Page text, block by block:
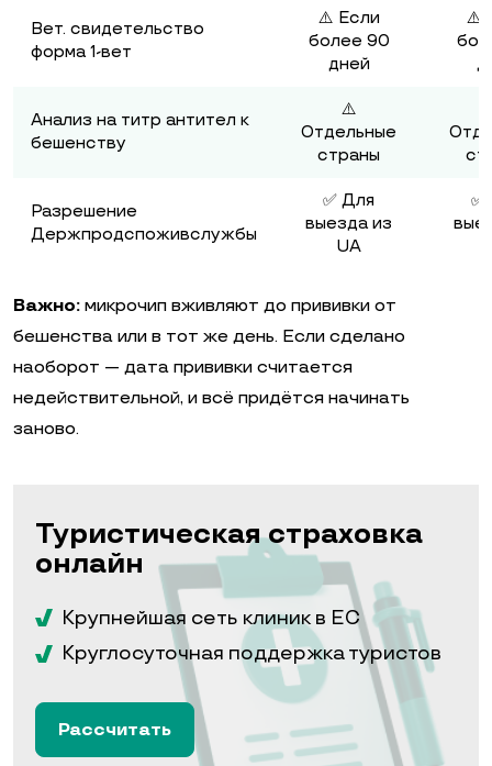
Вет. свидетельство
форма 1-вет
⚠️ Если
более 90
дней
⚠️
Анализ на титр антител к
бешенству
⚠️
Отдельные
страны
Разрешение
Держпродспоживслужбы
✅ Для
выезда из
UA
✅
Важно: микрочип вживляют до прививки от
бешенства или в тот же день. Если сделано
наоборот — дата прививки считается
недействительной, и всё придётся начинать
заново.
Туристическая страховка
онлайн
Крупнейшая сеть клиник в ЕС
Круглосуточная поддержка туристов
Рассчитать